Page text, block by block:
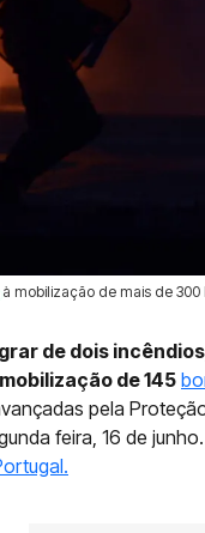
mobilização de mais de
de dois
de 145
pela
feira, 16 de junho.